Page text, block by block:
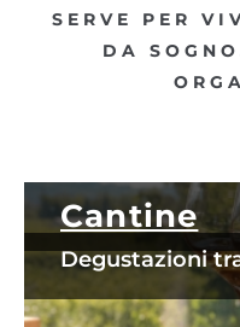
SERVE PER
DA
Cantine
Degustazioni